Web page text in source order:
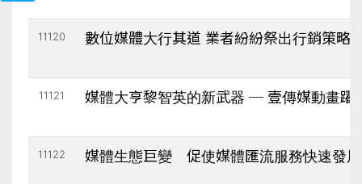
11120 數位媒體大行其道 業者紛紛祭出行銷策略
11121 媒體大亨黎智英的新武器 ─ 壹傳媒動畫躍
11122 媒體生態巨變 促使媒體匯流服務快速發展